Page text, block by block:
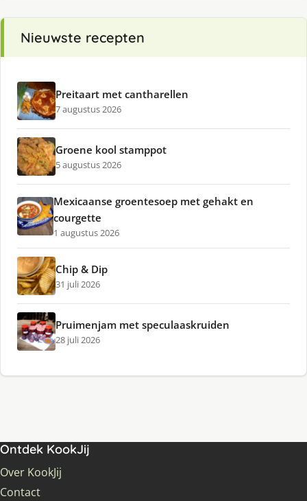
Nieuwste recepten
Preitaart met cantharellen
7 augustus 2026
Groene kool stamppot
5 augustus 2026
Mexicaanse groentesoep met gehakt en
courgette
1 augustus 2026
Chip & Dip
31 juli 2026
Pruimenjam met speculaaskruiden
28 juli 2026
Ontdek KookJij
Over KookJij
Contact